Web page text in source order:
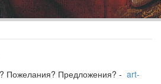
Пожелания? Предложения? - art-